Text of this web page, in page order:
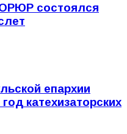
состоялся
епархии
катехизаторских